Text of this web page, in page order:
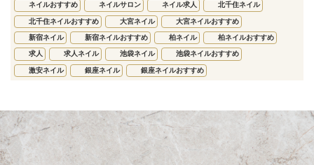
ネイルおすすめ ネイルサロン ネイル求人 北千住ネイル
北千住ネイルおすすめ 大宮ネイル 大宮ネイルおすすめ
新宿ネイル 新宿ネイルおすすめ 柏ネイル 柏ネイルおすすめ
求人 求人ネイル 池袋ネイル 池袋ネイルおすすめ
激安ネイル 銀座ネイル 銀座ネイルおすすめ